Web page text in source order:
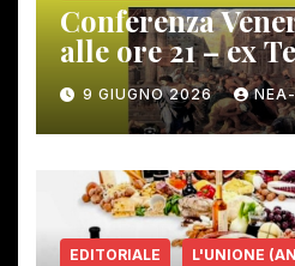
Conferenza
alle ore 21 – ex
Gambassi Terme
9 GIUGNO 2026
EDITORIALE L'UNIONE